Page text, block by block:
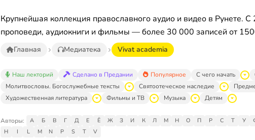
Крупнейшая коллекция православного аудио и видео в Рунете.
проповеди, аудиокниги и фильмы — более 30 000 записей от
Главная Медиатека Vivat academia
Наш лекторий Сделано в Предании Популярное С чего начать
Молитвословы. Богослужебные тексты
Святоотеческое наследие
Художественная литература
Фильмы и ТВ Музыка Детям
Авторы: А Б В Г Д Е Ё Ж З И К Л М Н О П Р С Т У
H
I L M N P S T V